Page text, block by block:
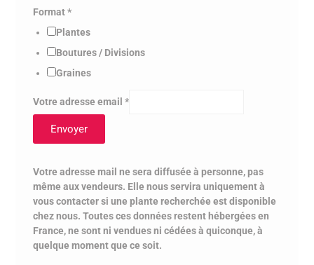
Format*
Plantes
Boutures / Divisions
Graines
Votre adresse email *
Envoyer
Votre adresse mail ne sera diffusée à personne, pas
même aux vendeurs. Elle nous servira uniquement à
vous contacter si une plante recherchée est disponible
chez nous. Toutes ces données restent hébergées en
France, ne sont ni vendues ni cédées à quiconque, à
quelque moment que ce soit.